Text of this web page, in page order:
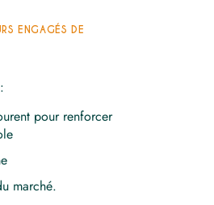
ENGAGÉS DE
pour renforcer
marché.